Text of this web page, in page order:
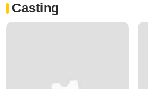
Casting